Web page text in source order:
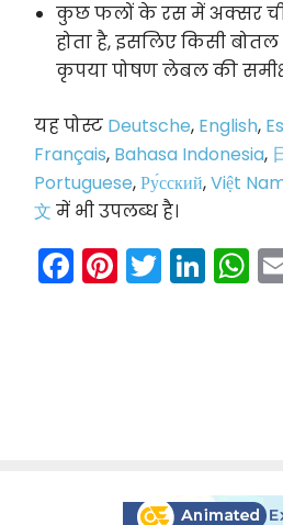
कुछ फलों के रस में अक्सर
होता है, इसलिए किसी
कृपया पोषण लेबल की
यह पोस्ट Deutsche, English,
Français, Bahasa Indonesia,
Portuguese,Ру́сский,Việt
文 में भी उपलब्ध है।
Facebook
Pinterest
Twitter